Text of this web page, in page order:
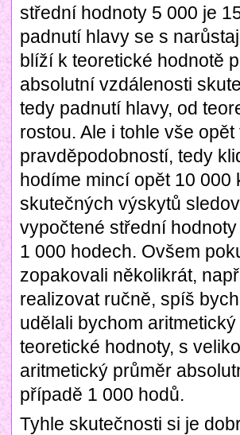
střední hodnoty 5 000 je
padnutí hlavy se s
blíží k teoretické hodnotě
absolutní vzdálenosti
tedy padnutí hlavy, od
rostou. Ale i tohle vše
pravděpodobností, tedy
hodíme mincí opět 10
skutečných výskytů
vypočtené střední
1 000 hodech. Ovšem
zopakovali několikrát,
realizovat ručně, spíš
udělali bychom
teoretické hodnoty, s
aritmetický průměr
případě 1 000 hodů.
Tyhle skutečnosti si je